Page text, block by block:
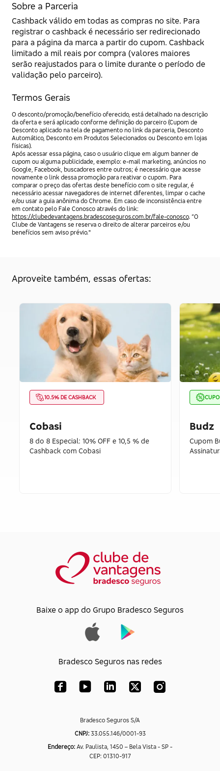
Sobre a Parceria
Cashback válido em todas as compras no site. Para
registrar o cashback é necessário ser redirecionado
para a página da marca a partir do cupom. Cashback
limitado a mil reais por compra (valores maiores
serão reajustados para o limite durante o período de
validação pelo parceiro).
Termos Gerais
O desconto/promoção/benefício oferecido, está detalhado na descrição
da oferta e será aplicado conforme definição do parceiro (Cupom de
Desconto aplicado na tela de pagamento no link da parceria, Desconto
Automático, Desconto em Produtos Selecionados ou Desconto em lojas
físicas).
Após acessar essa página, caso o usuário clique em algum banner de
cupom ou alguma publicidade, exemplo: e-mail marketing, anúncios no
Google, Facebook, buscadores entre outros; é necessário que acesse
novamente o link dessa promoção para reativar o cupom. Para
comparar o preço das ofertas deste benefício com o site regular, é
necessário acessar navegadores de internet diferentes, limpar o cache
e/ou usar a guia anônima do Chrome. Em caso de inconsistência entre
em contato pelo Fale Conosco através do link:
https://clubedevantagens.bradescoseguros.com.br/fale-conosco. “O
Clube de Vantagens se reserva o direito de alterar parceiros e/ou
benefícios sem aviso prévio."
Aproveite também, essas ofertas:
10.5% DE CASHBACK
Cobasi
8 do 8 Especial: 10% OFF e 10,5 % de
Cashback com Cobasi
Budz
Cupom
Baixe o app do Grupo Bradesco Seguros
Bradesco Seguros nas redes
Bradesco Seguros S/A
CNPJ:33.055.146/0001-93
Endereço: Av. Paulista, 1450 – Bela Vista - SP -
CEP: 01310-917